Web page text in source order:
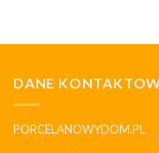
DANE
PORCELANOWYDOM.PL